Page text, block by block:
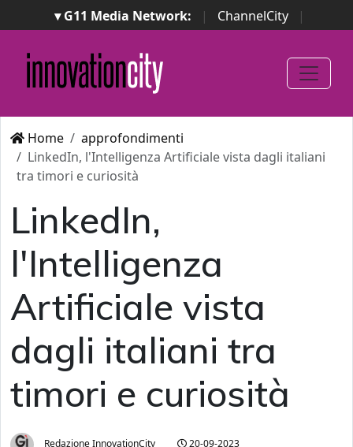
▾ G11 Media Network: | ChannelCity
|
ImpresaCity | SecurityOpenLab | Italian Channel
Awards
Italian Project Awards
Italian Security
Awards
Home
approfondimenti
LinkedIn, l'Intelligenza Artificiale vista dagli italiani
tra timori e curiosità
LinkedIn,
l'Intelligenza
Artificiale vista
dagli italiani tra
timori e curiosità
Redazione InnovationCity 20-09-2023